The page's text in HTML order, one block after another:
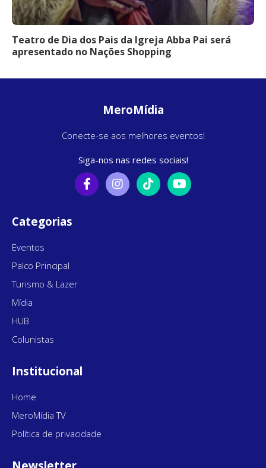
Teatro de Dia dos Pais da Igreja Abba Pai será
apresentado no Nações Shopping
MeroMídia
Conecte-se aos melhores eventos!
Siga-nos nas redes sociais!
Categorias
Eventos
Palco Principal
Turismo & Lazer
Mídia
HUB
Colunistas
Institucional
Home
MeroMídia TV
Política de privacidade